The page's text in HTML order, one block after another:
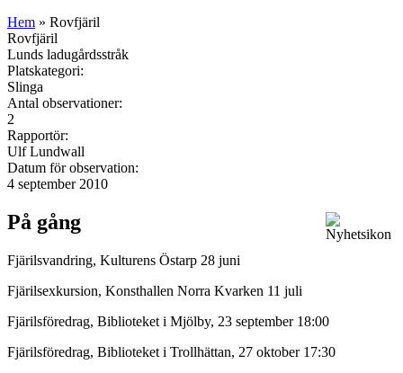
Hem » Rovfjäril
Rovfjäril
Lunds ladugårdsstråk
Platskategori:
Slinga
Antal observationer:
2
Rapportör:
Ulf Lundwall
Datum för observation:
4 september 2010
På gång
Fjärilsvandring, Kulturens Östarp 28 juni
Fjärilsexkursion, Konsthallen Norra Kvarken 11 juli
Fjärilsföredrag, Biblioteket i Mjölby, 23 september 18:00
Fjärilsföredrag, Biblioteket i Trollhättan, 27 oktober 17:30